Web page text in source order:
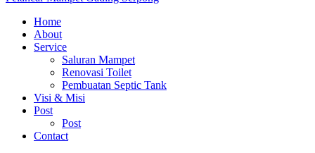
Home
About
Service
Saluran Mampet
Renovasi Toilet
Pembuatan Septic Tank
Visi & Misi
Post
Post
Contact